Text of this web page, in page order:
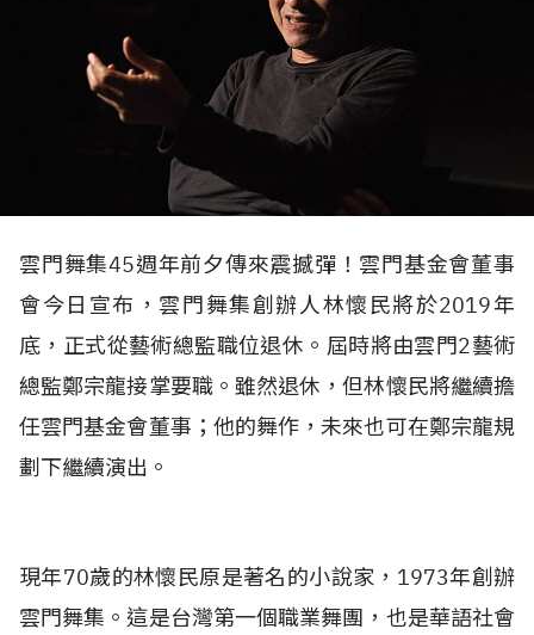
雲門舞集45週年前夕傳來震撼彈！雲門基金會董事
會今日宣布，雲門舞集創辦人林懷民將於2019年
底，正式從藝術總監職位退休。屆時將由雲門2藝術
總監鄭宗龍接掌要職。雖然退休，但林懷民將繼續擔
任雲門基金會董事；他的舞作，未來也可在鄭宗龍規
劃下繼續演出。
現年70歲的林懷民原是著名的小說家，1973年創辦
雲門舞集。這是台灣第一個職業舞團，也是華語社會